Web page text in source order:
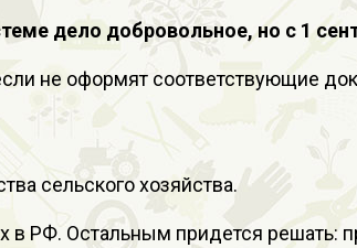
дело добровольное, но с 1
не оформят соответствующие
сельского хозяйства.
РФ. Остальным придется решать: